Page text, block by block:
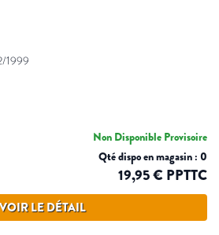
1999
Non Disponible Provisoire
Qté dispo en magasin : 0
19,95 € PPTTC
VOIR LE DÉTAIL